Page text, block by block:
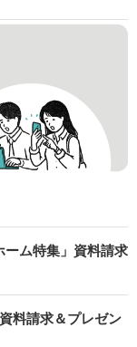
ーム特集」資料請求
料請求＆プレゼン